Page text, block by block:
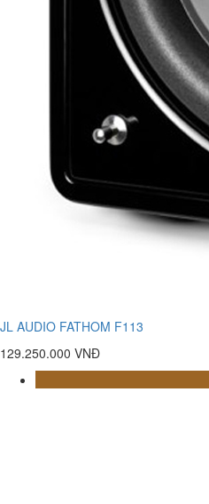
JL AUDIO FATHOM F113
129.250.000 VNĐ